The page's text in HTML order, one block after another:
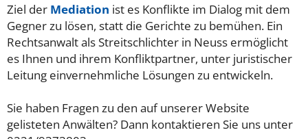
Ziel der Mediation ist es Konflikte im Dialog mit dem
Gegner zu lösen, statt die Gerichte zu bemühen. Ein
Rechtsanwalt als Streitschlichter in Neuss ermöglicht
es Ihnen und ihrem Konfliktpartner, unter juristischer
Leitung einvernehmliche Lösungen zu entwickeln.
Sie haben Fragen zu den auf unserer Website
gelisteten Anwälten? Dann kontaktieren Sie uns unter